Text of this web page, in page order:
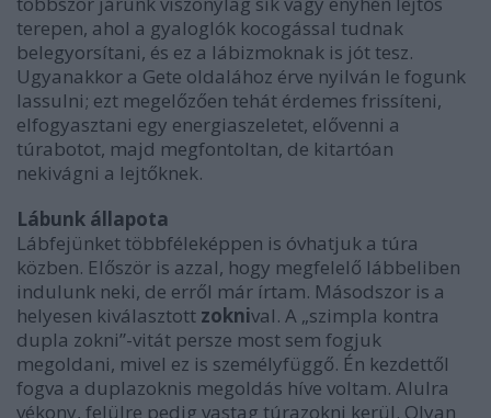
terepen, ahol a gyaloglók kocogással tudnak
belegyorsítani, és ez a lábizmoknak is jót tesz.
Ugyanakkor a Gete oldalához érve nyilván le fogunk
lassulni; ezt megelőzően tehát érdemes frissíteni,
elfogyasztani egy energiaszeletet, elővenni a
túrabotot, majd megfontoltan, de kitartóan
nekivágni a lejtőknek.
Lábunk állapota
Lábfejünket többféleképpen is óvhatjuk a túra
közben. Először is azzal, hogy megfelelő lábbeliben
indulunk neki, de erről már írtam. Másodszor is a
helyesen kiválasztott zoknival. A „szimpla kontra
dupla zokni”-vitát persze most sem fogjuk
megoldani, mivel ez is személyfüggő. Én kezdettől
fogva a duplazoknis megoldás híve voltam. Alulra
vékony, felülre pedig vastag túrazokni kerül. Olyan